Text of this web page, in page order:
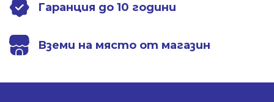
Гаранция до 10 години
Вземи на място от магазин